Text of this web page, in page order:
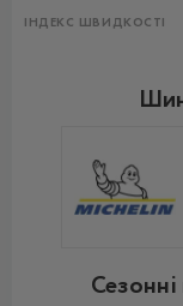
ІНДЕКС ШВИДКОСТІ